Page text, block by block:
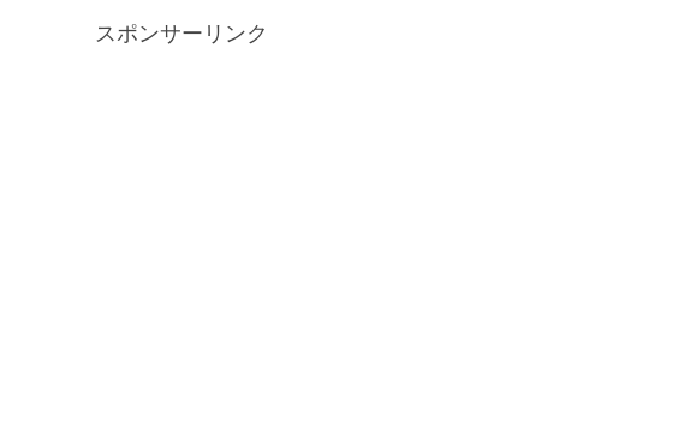
スポンサーリンク